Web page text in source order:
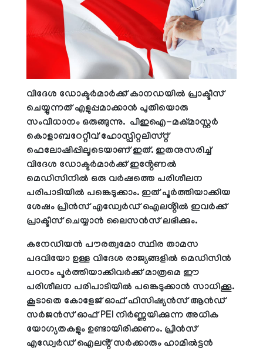
വിദേശ ഡോക്ടർമാർക്ക്കാനഡയിൽ പ്രാക്ടീസ്
ചെയ്യുന്നത് എളുപ്പമാക്കാൻ പുതിയൊരു
സംവിധാനം ഒരുങ്ങുന്നു. പിഇഐ-മക്മാസ്റ്റർ
കൊളാബറേറ്റീവ് ഹോസ്പിറ്റലിസ്റ്റ്
ഫെലോഷിപ്പിലൂടെയാണ് ഇത്. ഇതനുസരിച്ച്
വിദേശ ഡോക്ടർമാർക്ക്ഇൻ്റേണൽ
മെഡിസിനിൽ ഒരു വർഷത്തെ പരിശീലന
പരിപാടിയിൽ പങ്കെടുക്കാം. ഇത് പൂർത്തിയാക്കിയ
ശേഷം പ്രിൻസ് എഡ്വേർഡ് ഐലൻ്റിൽ ഇവർക്ക്
പ്രാക്ടീസ് ചെയ്യാൻ ലൈസൻസ് ലഭിക്കും.
കനേഡിയൻ പൗരത്വമോ സ്ഥിര താമസ
പദവിയോ ഉള്ള വിദേശ രാജ്യങ്ങളിൽ മെഡിസിൻ
പഠനം പൂർത്തിയാക്കിവർക്ക് മാത്രമെ ഈ
പരിശീലന പരിപാടിയിൽ പങ്കെടുക്കാൻ സാധിക്കൂ.
കൂടാതെ കോളേജ് ഓഫ് ഫിസിഷ്യൻസ് ആൻഡ്
സർജൻസ് ഓഫ് PEI നിർണ്ണയിക്കുന്ന അധിക
യോഗ്യതകളും ഉണ്ടായിരിക്കണം. പ്രിൻസ്
എഡ്വേർഡ് ഐലൻ്റ് സർക്കാരും ഹാമിൽട്ടൻ